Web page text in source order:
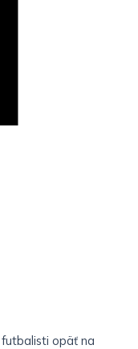
futbalisti opäť na